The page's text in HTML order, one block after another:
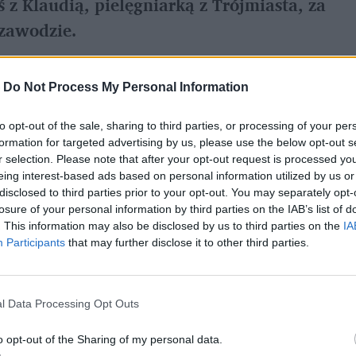
Do Not Process My Personal Information
opt-out of the sale, sharing to third parties, or processing of your
for targeted advertising by us, please use the below opt-out
selection. Please note that after your opt-out request is processed
interest-based ads based on personal information utilized by us
to third parties prior to your opt-out. You may separately
of your personal information by third parties on the IAB’s list of
This information may also be disclosed by us to third parties on the
Participants that may further disclose it to other third parties.
Data Processing Opt Outs
opt-out of the Sharing of my personal data.
z największą przyszłością. Coraz
ktoś będzie musiał się tym wszystkim